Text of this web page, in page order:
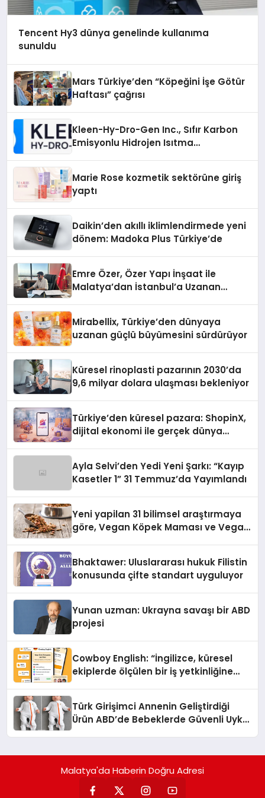
Tencent Hy3 dünya genelinde kullanıma
sunuldu
Mars Türkiye’den “Köpeğini İşe Götür
Haftası” çağrısı
Kleen-Hy-Dro-Gen Inc., Sıfır Karbon
Emisyonlu Hidrojen Isıtma
Marie Rose kozmetik sektörüne giriş
yaptı
Daikin’den akıllı iklimlendirmede yeni
dönem: Madoka Plus Türkiye’de
Emre Özer, Özer Yapı İnşaat ile
Malatya’dan İstanbul’a Uzanan
Mirabellix, Türkiye’den dünyaya
uzanan güçlü büyümesini sürdürüyor
Küresel rinoplasti pazarının 2030’da
9,6 milyar dolara ulaşması bekleniyor
Türkiye’den küresel pazara: ShopinX,
dijital ekonomi ile gerçek dünya
Ayla Selvi’den Yedi Yeni Şarkı: “Kayıp
Kasetler 1” 31 Temmuz’da Yayımlandı
Yeni yapilan 31 bilimsel araştırmaya
göre, Vegan Köpek Maması ve Vegan
Bhaktawer: Uluslararası hukuk Filistin
konusunda çifte standart uyguluyor
Yunan uzman: Ukrayna savaşı bir ABD
projesi
Cowboy English: “İngilizce, küresel
ekiplerde ölçülen bir iş yetkinliğine
Türk Girişimci Annenin Geliştirdiği
Ürün ABD’de Bebeklerde Güvenli Uyku
Malatya'da Haberin Doğru Adresi